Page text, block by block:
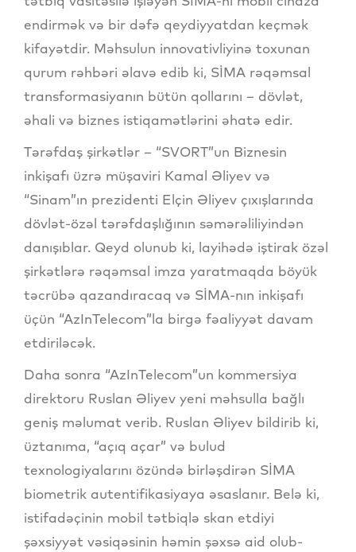
endirmək və bir dəfə qeydiyyatdan keçmək
kifayətdir. Məhsulun innovativliyinə toxunan
qurum rəhbəri əlavə edib ki, SİMA rəqəmsal
transformasiyanın bütün qollarını – dövlət,
əhali və biznes istiqamətlərini əhatə edir.
Tərəfdaş şirkətlər – “SVORT”un Biznesin
inkişafı üzrə müşaviri Kamal Əliyev və
“Sinam”ın prezidenti Elçin Əliyev çıxışlarında
dövlət-özəl tərəfdaşlığının səmərəliliyindən
danışıblar. Qeyd olunub ki, layihədə iştirak özəl
şirkətlərə rəqəmsal imza yaratmaqda böyük
təcrübə qazandıracaq və SİMA-nın inkişafı
üçün “AzInTelecom”la birgə fəaliyyət davam
etdiriləcək.
Daha sonra “AzInTelecom”un kommersiya
direktoru Ruslan Əliyev yeni məhsulla bağlı
geniş məlumat verib. Ruslan Əliyev bildirib ki,
üztanıma, “açıq açar” və bulud
texnologiyalarını özündə birləşdirən SİMA
biometrik autentifikasiyaya əsaslanır. Belə ki,
istifadəçinin mobil tətbiqlə skan etdiyi
şəxsiyyət vəsiqəsinin həmin şəxsə aid olub-